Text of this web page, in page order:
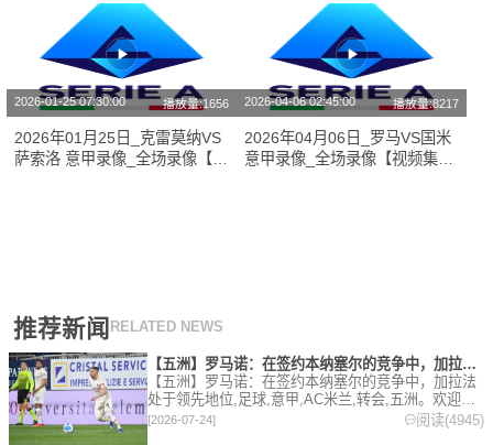
2026-01-25 07:30:00 播放量:1656
2026年01月25日_克雷莫纳VS
萨索洛 意甲录像_全场录像【高
2026-04-06 02:45:00 播放量:8217
2026年04月06日_罗马VS国米
意甲录像_全场录像【视频集
推荐新闻 RELATED NEWS
【五洲】罗马诺：在签约本纳塞尔的竞争中，加拉法处于领先地位
【五洲】罗马诺：在签约本纳塞尔的竞争中，加拉法
处于领先地位,足球,意甲,AC米兰,转会,五洲。欢迎收
藏本站，24小时为你更新最新的足球，篮球体育资
讯。
[2026-07-24] 阅读(4945)